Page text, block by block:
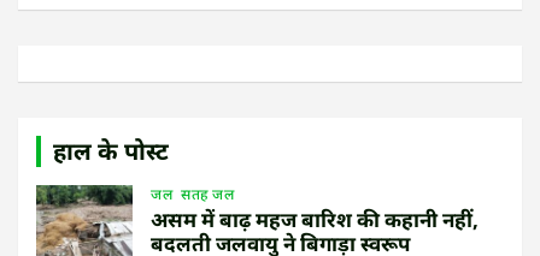
हाल के पोस्ट
जल सतह जल
असम में बाढ़ महज बारिश की कहानी नहीं,
बदलती जलवायु ने बिगाड़ा स्वरूप